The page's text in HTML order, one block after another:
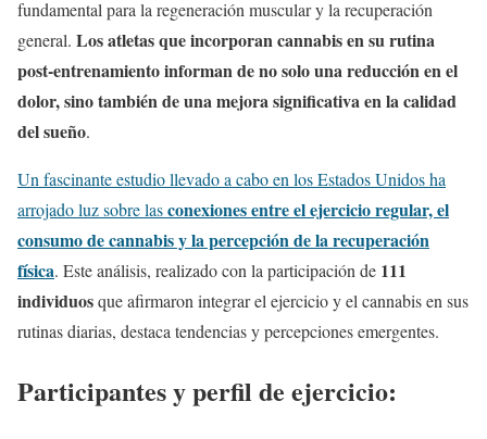
fundamental para la regeneración muscular y la recuperación
general. Los atletas que incorporan cannabis en su rutina
post-entrenamiento informan de no solo una reducción en el
dolor, sino también de una mejora significativa en la calidad
del sueño.
Un fascinante estudio llevado a cabo en los Estados Unidos ha
arrojado luz sobre lasconexiones entre el ejercicio regular, el
consumo de cannabis y la percepción de la recuperación
física. Este análisis, realizado con la participación de 111
individuosque afirmaron integrar el ejercicio y el cannabis en sus
rutinas diarias, destaca tendencias y percepciones emergentes.
Participantes y perfil de ejercicio: